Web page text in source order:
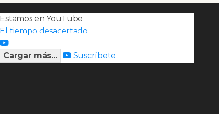
Estamos en YouTube
El tiempo desacertado
Cargar más... Suscríbete